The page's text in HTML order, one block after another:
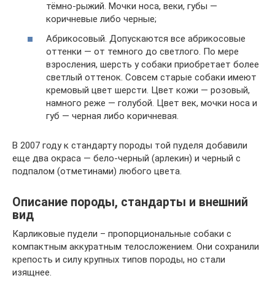
тёмно-рыжий. Мочки носа, веки, губы —
коричневые либо черные;
Абрикосовый. Допускаются все абрикосовые
оттенки — от темного до светлого. По мере
взросления, шерсть у собаки приобретает более
светлый оттенок. Совсем старые собаки имеют
кремовый цвет шерсти. Цвет кожи — розовый,
намного реже — голубой. Цвет век, мочки носа и
губ — черная либо коричневая.
В 2007 году к стандарту породы той пуделя добавили
еще два окраса — бело-черный (арлекин) и черный с
подпалом (отметинами) любого цвета.
Описание породы, стандарты и внешний
вид
Карликовые пудели – пропорциональные собаки с
компактным аккуратным телосложением. Они сохранили
крепость и силу крупных типов породы, но стали
изящнее.